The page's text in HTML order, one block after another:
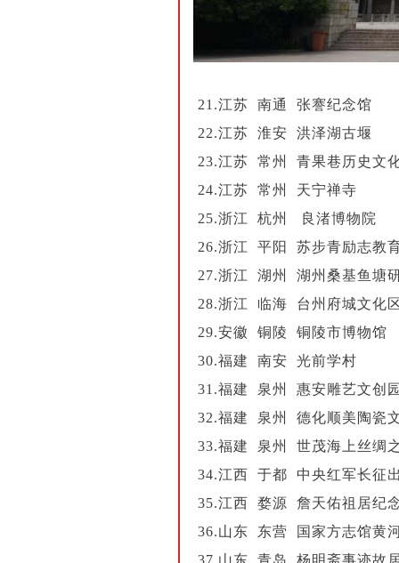
21.江苏 南通 张謇纪念馆
22.江苏 淮安 洪泽湖古堰
23.江苏 常州 青果巷历史文
24.江苏 常州 天宁禅寺
25.浙江 杭州 良渚博物院
26.浙江 平阳 苏步青励志教
27.浙江 湖州 湖州桑基鱼塘
28.浙江 临海 台州府城文化
29.安徽 铜陵 铜陵市博物馆
30.福建 南安 光前学村
31.福建 泉州 惠安雕艺文创
32.福建 泉州 德化顺美陶瓷
33.福建 泉州 世茂海上丝绸
34.江西 于都 中央红军长征
35.江西 婺源 詹天佑祖居纪
36.山东 东营 国家方志馆黄